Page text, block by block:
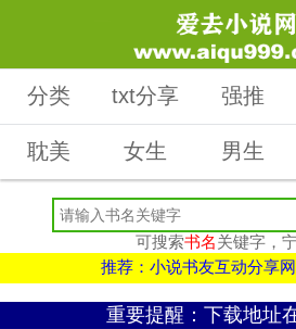
分类 txt分享 强推
耽美 女生 男生
可搜索书名关键字，
推荐：小说书友互动分享
重要提醒：下载地址